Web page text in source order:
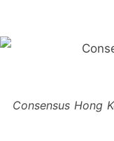
Consensus Hong